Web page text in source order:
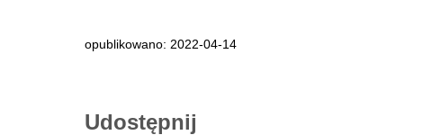
opublikowano: 2022-04-14
Udostępnij